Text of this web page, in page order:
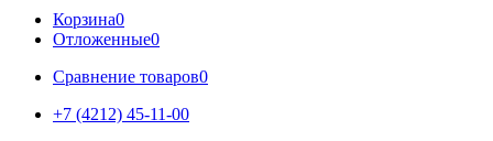
Корзина0
Отложенные0
Сравнение товаров0
+7 (4212) 45-11-00